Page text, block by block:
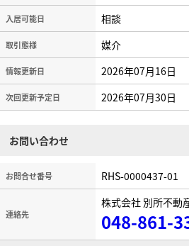
入居可能日 相談
取引態様 媒介
情報更新日 2026年07月16日
次回更新予定日 2026年07月30日
お問い合わせ
お問合せ番号 RHS-0000437-01
連絡先
株式会社 別所不動
048-861-